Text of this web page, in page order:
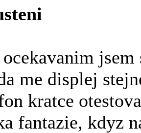
me displej
kratce
fantazie, kdyz